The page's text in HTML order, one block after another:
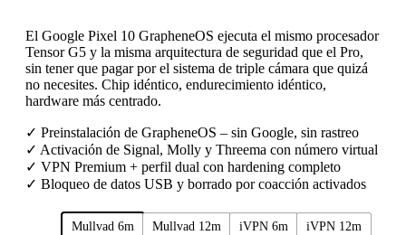
El Google Pixel 10 GrapheneOS ejecuta el mismo procesador
Tensor G5 y la misma arquitectura de seguridad que el Pro,
sin tener que pagar por el sistema de triple cámara que quizá
no necesites. Chip idéntico, endurecimiento idéntico,
hardware más centrado.
✓ Preinstalación de GrapheneOS – sin Google, sin rastreo
✓ Activación de Signal, Molly y Threema con número virtual
✓ VPN Premium + perfil dual con hardening completo
✓ Bloqueo de datos USB y borrado por coacción activados
Mullvad 6m Mullvad 12m iVPN 6m
iVPN 12m